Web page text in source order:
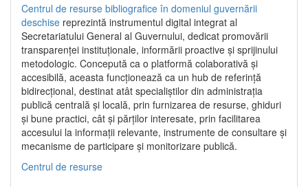
Centrul de resurse bibliografice în domeniul guvernării
deschise reprezintă instrumentul digital integrat al
Secretariatului General al Guvernului, dedicat promovării
transparenței instituționale, informării proactive și sprijinului
metodologic. Concepută ca o platformă colaborativă și
accesibilă, aceasta funcționează ca un hub de referință
bidirecțional, destinat atât specialiștilor din administrația
publică centrală și locală, prin furnizarea de resurse, ghiduri
și bune practici, cât și părților interesate, prin facilitarea
accesului la informații relevante, instrumente de consultare și
mecanisme de participare și monitorizare publică.
Centrul de resurse